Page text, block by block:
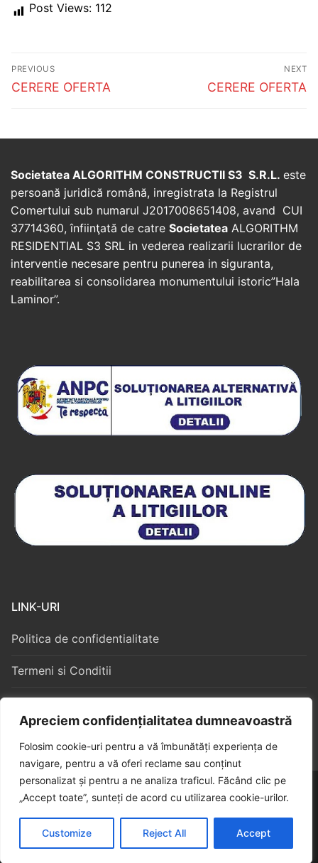
Apreciem confidențialitatea dumneavoastră
Folosim cookie-uri pentru a vă îmbunătăți experiența de
navigare, pentru a vă oferi reclame sau conținut
personalizat și pentru a ne analiza traficul. Făcând clic pe
„Accept toate”, sunteți de acord cu utilizarea cookie-urilor.
Customize Reject All Accept
Post Views: 112
Post
navigation
PREVIOUS
Previous
CERERE OFERTA
NEXT
Next
CERERE OFERTA
Societatea ALGORITHM CONSTRUCTII S3 S.R.L. este
persoană juridică română, inregistrata la Registrul
Comertului sub numarul J2017008651408, avand CUI
37714360, înfiinţată de catre Societatea ALGORITHM
RESIDENTIAL S3 SRL in vederea realizarii lucrarilor de
interventie necesare pentru punerea in siguranta,
reabilitarea si consolidarea monumentului istoric”Hala
Laminor”.
LINK-URI
Politica de confidentialitate
Termeni si Conditii
Copyright © 2026 – Algorithm Constructii S3